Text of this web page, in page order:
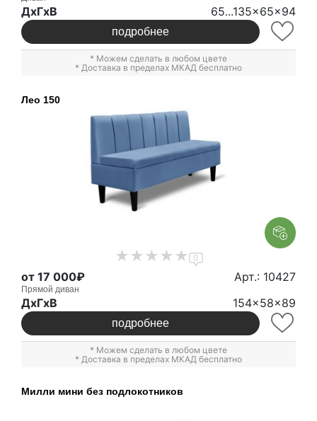
ДxГxВ 65...135x65x94
подробнее
* Можем сделать в любом цвете
* Доставка в пределах МКАД бесплатно
Лео 150
0
от 17 000₽ Арт.: 10427
Прямой диван
ДxГxВ 154x58x89
подробнее
* Можем сделать в любом цвете
* Доставка в пределах МКАД бесплатно
Милли мини без подлокотников